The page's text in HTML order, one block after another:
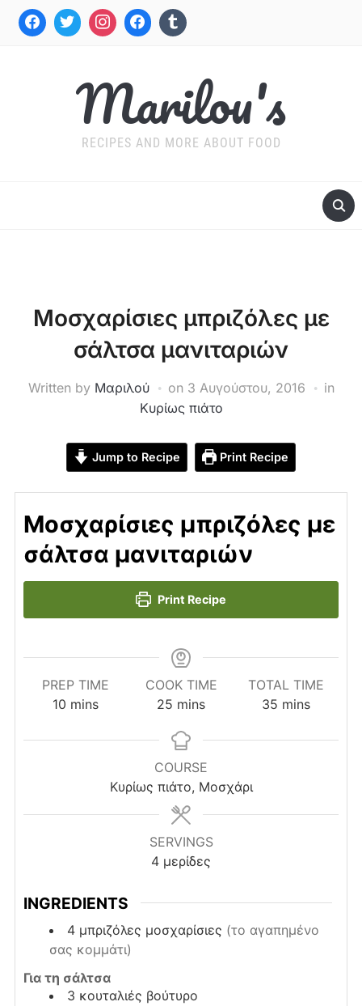
Marilou's
RECIPES AND MORE ABOUT FOOD
Μοσχαρίσιες μπριζόλες με
σάλτσα μανιταριών
Written by Μαριλού on 3 Αυγούστου, 2016
in
Κυρίως πιάτο
Jump to Recipe Print Recipe
Μοσχαρίσιες μπριζόλες με
σάλτσα μανιταριών
Print Recipe
PREP TIME
10 minutes
mins
COOK TIME
25 minutes
mins
TOTAL TIME
35 minutes
mins
COURSE
Κυρίως πιάτο, Μοσχάρι
SERVINGS
4 μερίδες
INGREDIENTS
4 μπριζόλες μοσχαρίσιες (το αγαπημένο
σας κομμάτι)
Για τη σάλτσα
3 κουταλιές βούτυρο